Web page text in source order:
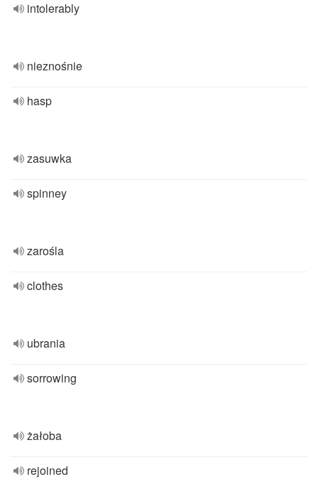
intolerably
nieznośnie
hasp
zasuwka
spinney
zarośla
clothes
ubrania
sorrowing
żałoba
rejoined